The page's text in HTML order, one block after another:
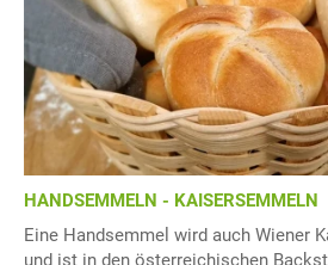
HANDSEMMELN - KAISERSEMMELN
Eine Handsemmel wird auch Wiener
und ist in den österreichischen